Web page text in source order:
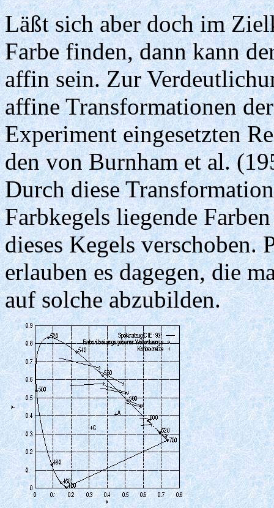
Läßt sich aber doch im
Farbe finden, dann kann
affin sein. Zur
affine Transformationen
Experiment eingesetzten
den von Burnham et al.
Durch diese
Farbkegels liegende
dieses Kegels verschoben.
erlauben es dagegen, die
auf solche abzubilden.